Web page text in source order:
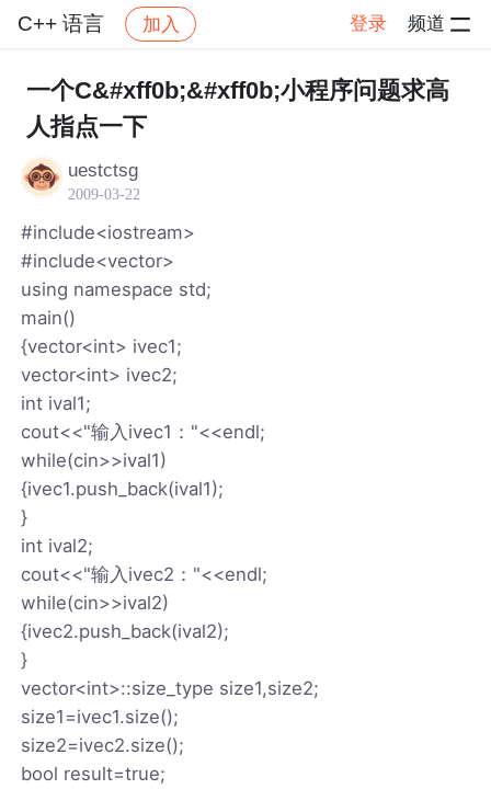
C++ 语言 加入 登录 频道
社区 C++ 语言 帖子详情
一个C&#xff0b;&#xff0b;小程序问题求高
人指点一下
uestctsg
2009-03-22
#include<iostream>
#include<vector>
using namespace std;
main()
{vector<int> ivec1;
vector<int> ivec2;
int ival1;
cout<<"输入ivec1："<<endl;
while(cin>>ival1)
{ivec1.push_back(ival1);
}
int ival2;
cout<<"输入ivec2："<<endl;
while(cin>>ival2)
{ivec2.push_back(ival2);
}
vector<int>::size_type size1,size2;
size1=ivec1.size();
size2=ivec2.size();
bool result=true;